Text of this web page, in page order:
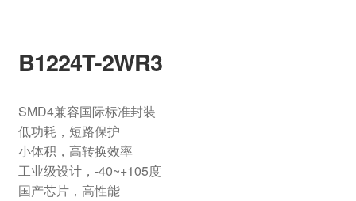
B1224T-2WR3
SMD4兼容国际标准封装
低功耗，短路保护
小体积，高转换效率
工业级设计，-40~+105度
国产芯片，高性能